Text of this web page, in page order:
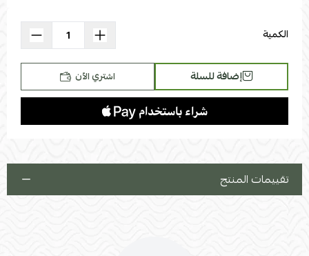
الكمية
إضافة للسلة اشتري الآن
تقييمات المنتج